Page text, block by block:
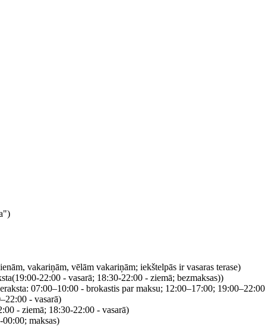
vakariņām, vēlām vakariņām; iekštelpās ir vasaras terase)
22:00 - vasarā; 18:30-22:00 - ziemā; bezmaksas))
07:00–10:00 - brokastis par maksu; 12:00–17:00;
- vasarā)
- ziemā; 18:30-22:00 - vasarā)
maksas)